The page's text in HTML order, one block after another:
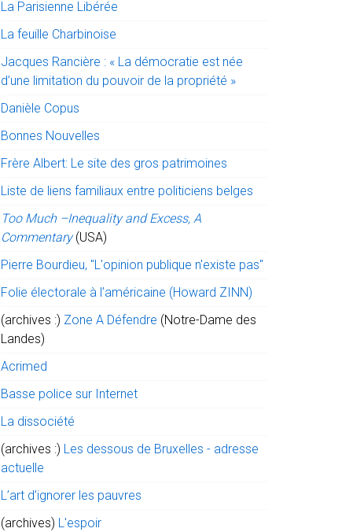
La Parisienne Libérée
La feuille Charbinoise
Jacques Rancière : « La démocratie est née
d’une limitation du pouvoir de la propriété »
Danièle Copus
Bonnes Nouvelles
Frère Albert: Le site des gros patrimoines
Liste de liens familiaux entre politiciens belges
Too Much –Inequality and Excess, A
Commentary (USA)
Pierre Bourdieu, "L'opinion publique n'existe pas"
Folie électorale à l’américaine (Howard ZINN)
(archives :) Zone A Défendre (Notre-Dame des
Landes)
Acrimed
Basse police sur Internet
La dissociété
(archives :) Les dessous de Bruxelles - adresse
actuelle
L’art d’ignorer les pauvres
(archives) L'espoir